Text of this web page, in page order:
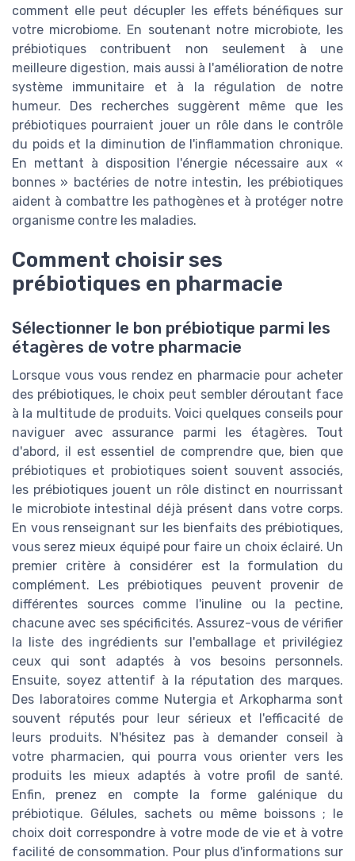
comment elle peut décupler les effets bénéfiques sur
votre microbiome. En soutenant notre microbiote, les
prébiotiques contribuent non seulement à une
meilleure digestion, mais aussi à l'amélioration de notre
système immunitaire et à la régulation de notre
humeur. Des recherches suggèrent même que les
prébiotiques pourraient jouer un rôle dans le contrôle
du poids et la diminution de l'inflammation chronique.
En mettant à disposition l'énergie nécessaire aux «
bonnes » bactéries de notre intestin, les prébiotiques
aident à combattre les pathogènes et à protéger notre
organisme contre les maladies.
Comment choisir ses
prébiotiques en pharmacie
Sélectionner le bon prébiotique parmi les
étagères de votre pharmacie
Lorsque vous vous rendez en pharmacie pour acheter
des prébiotiques, le choix peut sembler déroutant face
à la multitude de produits. Voici quelques conseils pour
naviguer avec assurance parmi les étagères. Tout
d'abord, il est essentiel de comprendre que, bien que
prébiotiques et probiotiques soient souvent associés,
les prébiotiques jouent un rôle distinct en nourrissant
le microbiote intestinal déjà présent dans votre corps.
En vous renseignant sur les bienfaits des prébiotiques,
vous serez mieux équipé pour faire un choix éclairé. Un
premier critère à considérer est la formulation du
complément. Les prébiotiques peuvent provenir de
différentes sources comme l'inuline ou la pectine,
chacune avec ses spécificités. Assurez-vous de vérifier
la liste des ingrédients sur l'emballage et privilégiez
ceux qui sont adaptés à vos besoins personnels.
Ensuite, soyez attentif à la réputation des marques.
Des laboratoires comme Nutergia et Arkopharma sont
souvent réputés pour leur sérieux et l'efficacité de
leurs produits. N'hésitez pas à demander conseil à
votre pharmacien, qui pourra vous orienter vers les
produits les mieux adaptés à votre profil de santé.
Enfin, prenez en compte la forme galénique du
prébiotique. Gélules, sachets ou même boissons ; le
choix doit correspondre à votre mode de vie et à votre
facilité de consommation. Pour plus d'informations sur